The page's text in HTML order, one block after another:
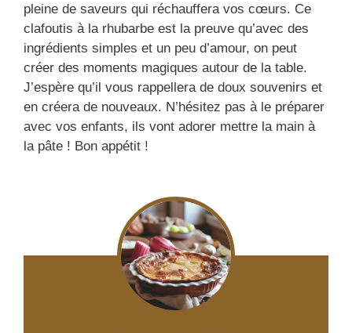
pleine de saveurs qui réchauffera vos cœurs. Ce
clafoutis à la rhubarbe est la preuve qu’avec des
ingrédients simples et un peu d’amour, on peut
créer des moments magiques autour de la table.
J’espère qu’il vous rappellera de doux souvenirs et
en créera de nouveaux. N’hésitez pas à le préparer
avec vos enfants, ils vont adorer mettre la main à
la pâte ! Bon appétit !